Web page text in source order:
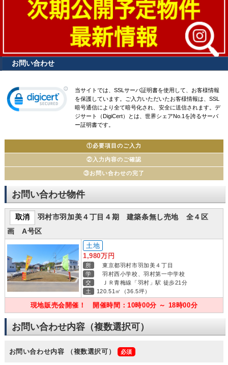
お問い合わせ
当サイトでは、SSLサーバ証明書を使用して、お客様情報
を保護しています。ご入力いただいたお客様情報は、SSL
暗号通信により全て暗号化され、安全に送信されます。デ
ジサート（DigiCert）とは、世界シェアNo.1を誇るサーバ
ー証明書です。
①必要項目のご入力
②入力内容のご確認
③お問い合わせの完了
お問い合わせ物件
羽村市羽加美４丁目４期 建築条無し売地 全４区
画 A号区
土地
1,980万円
所
東京都羽村市羽加美４丁目
学
羽村西小学校、羽村第一中学校
交
ＪＲ青梅線「羽村」駅 徒歩21分
土
120.51㎡（36.5坪）
現地販売会開催！ 開催時間：10時00分 ～ 18時00分
お問い合わせ内容（複数選択可）
お問い合わせ内容 （複数選択可）